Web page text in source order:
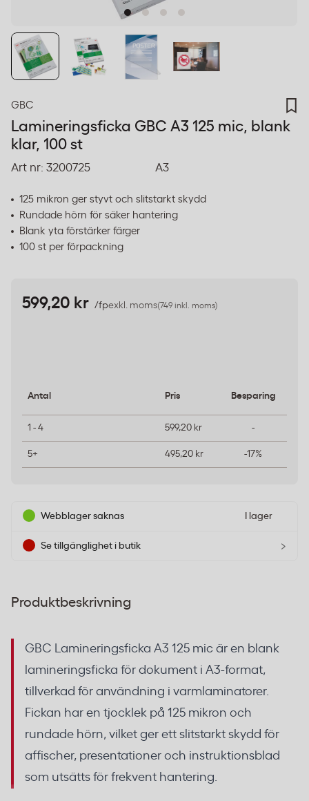
GBC
Lamineringsficka GBC A3 125 mic, blank
klar, 100 st
Art nr: 3200725 A3
125 mikron ger styvt och slitstarkt skydd
Rundade hörn för säker hantering
Blank yta förstärker färger
100 st per förpackning
599,20 kr /fpexkl. moms(749 inkl. moms)
Antal Pris Besparing
1 - 4 599,20 kr -
5+ 495,20 kr -17%
Webblager saknas I lager
Se tillgänglighet i butik ›
Produktbeskrivning
GBC Lamineringsficka A3 125 mic är en blank
lamineringsficka för dokument i A3-format,
tillverkad för användning i varmlaminatorer.
Fickan har en tjocklek på 125 mikron och
rundade hörn, vilket ger ett slitstarkt skydd för
affischer, presentationer och instruktionsblad
som utsätts för frekvent hantering.